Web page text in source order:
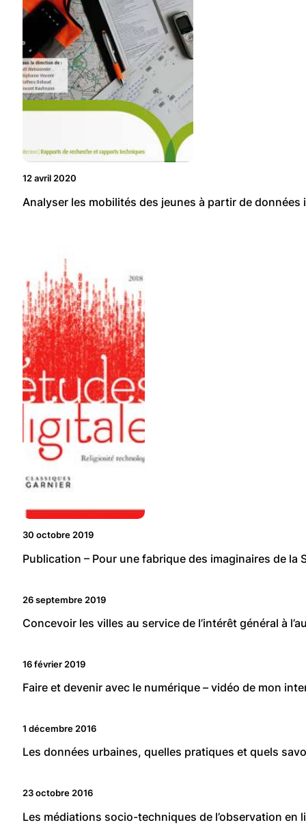
12 avril 2020
Analyser les mobilités des jeunes à partir de
30 octobre 2019
Publication – Pour une fabrique des imaginaires de la
26 septembre 2019
Concevoir les villes au service de l’intérêt général à
16 février 2019
Faire et devenir avec le numérique – vidéo de mon
1 décembre 2016
Les données urbaines, quelles pratiques et quels
23 octobre 2016
Les médiations socio-techniques de l’observation en